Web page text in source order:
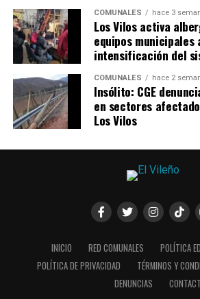
COMUNALES hace 3
Los Vilos activa
equipos municipales
intensificación del
COMUNALES hace 2
Insólito: CGE
en sectores
Los Vilos
INICIO RED COMUNALES
POLÍTICA
POLÍTICA DE PRIVACIDAD
TÉRMINOS Y
DENUNCIAS